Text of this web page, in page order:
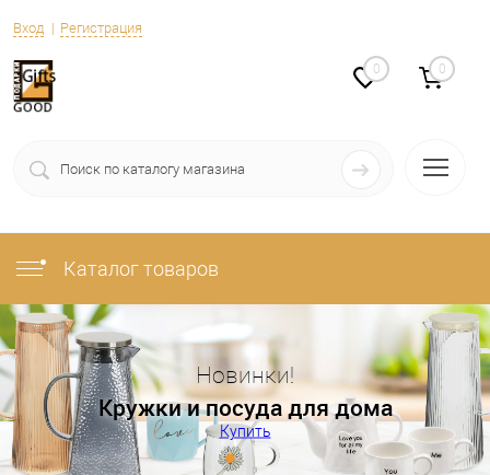
Вход Регистрация
0 0
Каталог товаров
Новинки!
Кружки и посуда для дома
Купить